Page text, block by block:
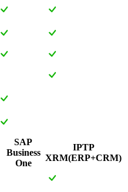
SAP
Business
One
IPTP
XRM(ERP+CRM)